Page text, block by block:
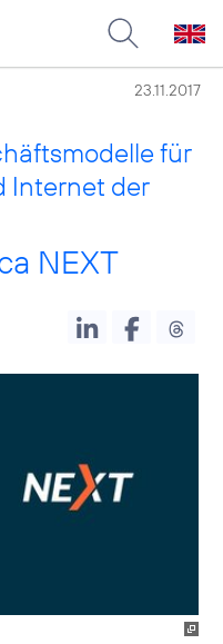
23.11.2017
für
Internet der
NEXT